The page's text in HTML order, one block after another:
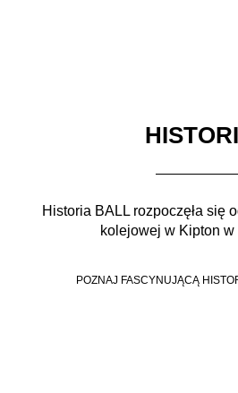
Historia BALL rozpoczęła się
kolejowej w Kipton w
POZNAJ FASCYNUJĄCĄ